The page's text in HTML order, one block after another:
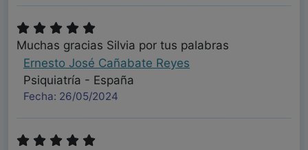
Muchas gracias Silvia por tus palabras
Ernesto José Cañabate Reyes
Psiquiatría - España
Fecha: 26/05/2024